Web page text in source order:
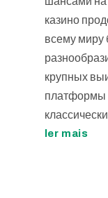
казино
всему миру
крупных
платформы
ler mais